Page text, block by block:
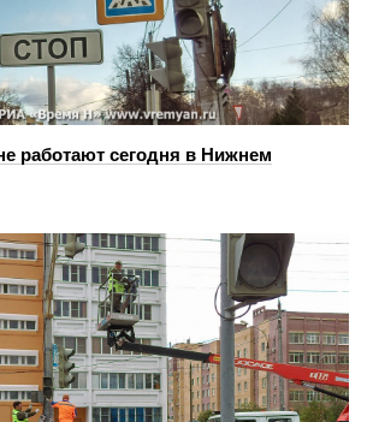
работают сегодня в Нижнем